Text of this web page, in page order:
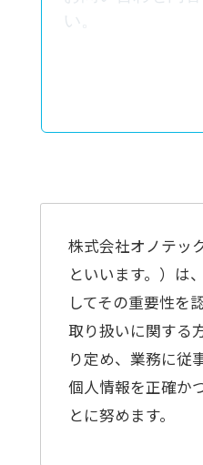
株式会社オノテッ
といいます。）は
してその重要性を
取り扱いに関する
り定め、業務に従
個人情報を正確か
とに努めます。